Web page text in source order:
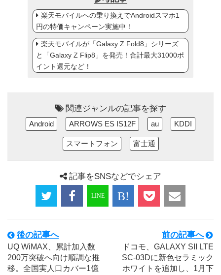
楽天モバイルへの乗り換えでAndroidスマホ1
円の特価キャンペーン実施中！
楽天モバイルが「Galaxy Z Fold8」シリーズ
と「Galaxy Z Flip8」を発売！合計最大31000ポ
イント還元など！
関連ジャンルの記事を探す
Android ARROWS ES IS12F au KDDI
スマートフォン 富士通
記事をSNSなどでシェア
後の記事へ
UQ WiMAX、累計加入数
200万突破へ向け順調な推
移。全国実人口カバー1億
前の記事へ
ドコモ、GALAXY SII LTE
SC-03Dに新色セラミック
ホワイトを追加し、1月下